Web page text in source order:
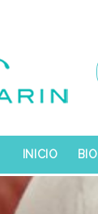
INICIO BIO